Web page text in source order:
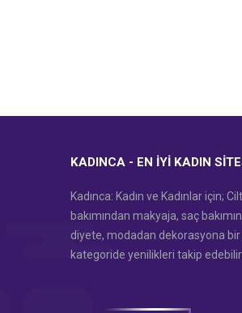
KADINCA - EN İYI KADIN
Kadınca: Kadın ve Kadınlar için; Cilt
bakımından makyaja, saç
diyete, modadan dekorasyona
kategoride yenilikleri takip